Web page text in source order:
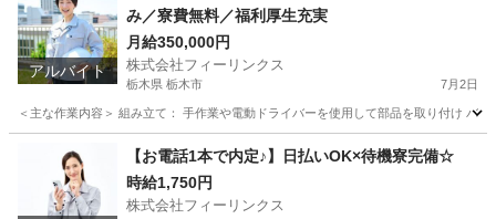
アルバイト
み／寮費無料／福利厚生充実
月給350,000円
株式会社フィーリンクス
栃木県 栃木市 7月2日
＜主な作業内容＞ 組み立て： 手作業や電動ドライバーを使用して部品を取り付け バ
工場 電動
【お電話1本で内定♪】日払いOK×待機寮完備☆
時給1,750円
株式会社フィーリンクス